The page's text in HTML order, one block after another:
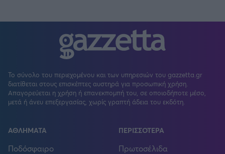
Το σύνολο του περιεχομένου και των υπηρεσιών του gazzetta.gr
διατίθεται στους επισκέπτες αυστηρά για προσωπική χρήση.
Απαγορεύεται η χρήση ή επανεκπομπή του, σε οποιοδήποτε μέσο,
μετά ή άνευ επεξεργασίας, χωρίς γραπτή άδεια του εκδότη.
ΑΘΛΗΜΑΤΑ
Ποδόσφαιρο
ΠΕΡΙΣΣΟΤΕΡΑ
Πρωτοσέλιδα